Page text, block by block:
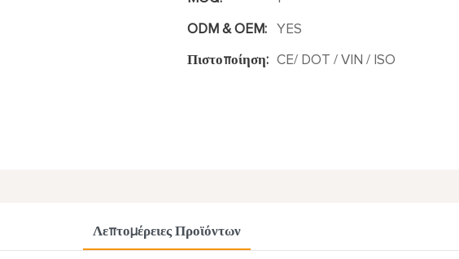
ODM & OEM: YES
Πιστοποίηση: CE/ DOT / VIN / ISO
Λεπτομέρειες Προϊόντων